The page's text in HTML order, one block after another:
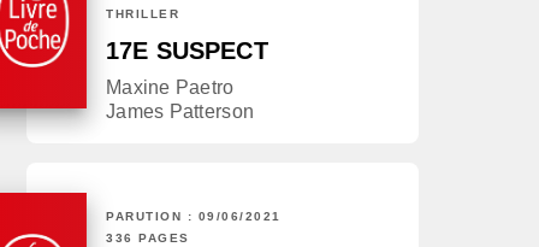
THRILLER
17E SUSPECT
Maxine Paetro
James Patterson
PARUTION : 09/06/2021
336 PAGES